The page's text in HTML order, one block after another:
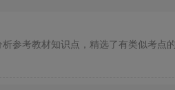
参考教材知识点，精选了有类似考点